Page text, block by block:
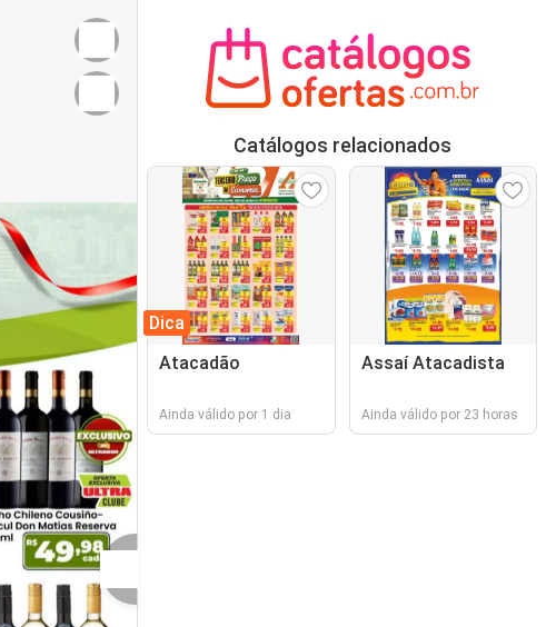
Catálogos relacionados
Dica
Atacadão
Ainda válido por 1 dia
Assaí Atacadista
Ainda válido por 23 horas